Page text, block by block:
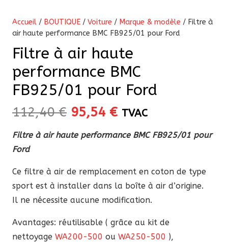
Accueil / BOUTIQUE / Voiture / Marque & modèle / Filtre à
air haute performance BMC FB925/01 pour Ford
Filtre à air haute
performance BMC
FB925/01 pour Ford
112,40€ Le
initial
112,40 €.
95,54 €Le
actuel
95,54 €.
TVAC
Filtre à air haute performance BMC FB925/01 pour
Ford
Ce filtre à air de remplacement en coton de type
sport est à installer dans la boîte à air d’origine.
Il ne nécessite aucune modification.
Avantages: réutilisable ( grâce au kit de
nettoyage WA200-500 ou WA250-500 ),